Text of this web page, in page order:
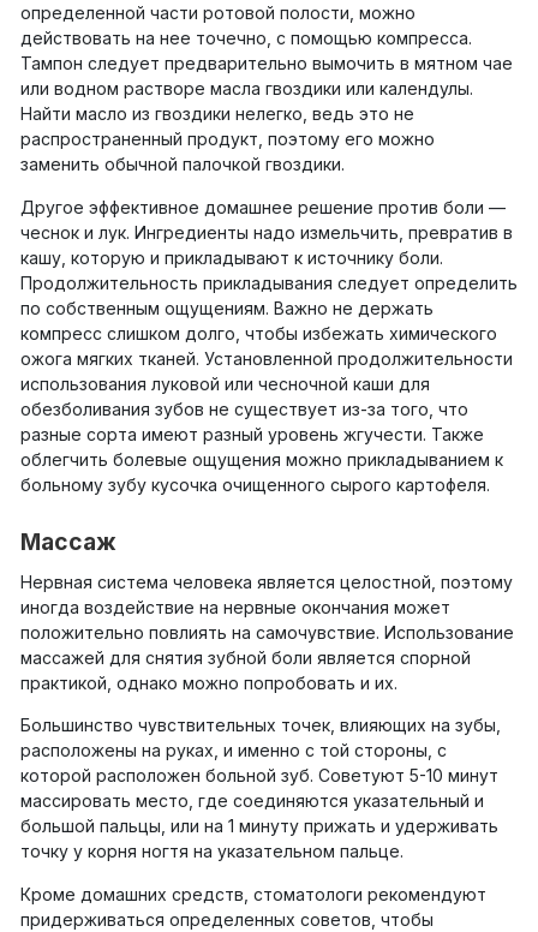
определенной части ротовой полости, можно
действовать на нее точечно, с помощью компресса.
Тампон следует предварительно вымочить в мятном чае
или водном растворе масла гвоздики или календулы.
Найти масло из гвоздики нелегко, ведь это не
распространенный продукт, поэтому его можно
заменить обычной палочкой гвоздики.
Другое эффективное домашнее решение против боли —
чеснок и лук. Ингредиенты надо измельчить, превратив в
кашу, которую и прикладывают к источнику боли.
Продолжительность прикладывания следует определить
по собственным ощущениям. Важно не держать
компресс слишком долго, чтобы избежать химического
ожога мягких тканей. Установленной продолжительности
использования луковой или чесночной каши для
обезболивания зубов не существует из-за того, что
разные сорта имеют разный уровень жгучести. Также
облегчить болевые ощущения можно прикладыванием к
больному зубу кусочка очищенного сырого картофеля.
Массаж
Нервная система человека является целостной, поэтому
иногда воздействие на нервные окончания может
положительно повлиять на самочувствие. Использование
массажей для снятия зубной боли является спорной
практикой, однако можно попробовать и их.
Большинство чувствительных точек, влияющих на зубы,
расположены на руках, и именно с той стороны, с
которой расположен больной зуб. Советуют 5-10 минут
массировать место, где соединяются указательный и
большой пальцы, или на 1 минуту прижать и удерживать
точку у корня ногтя на указательном пальце.
Кроме домашних средств, стоматологи рекомендуют
придерживаться определенных советов, чтобы